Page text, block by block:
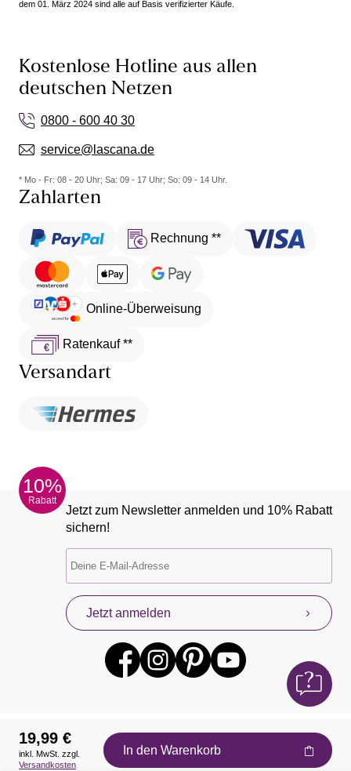
dem 01. März 2024 sind alle auf Basis verifizierter Käufe.
Kostenlose Hotline aus allen
deutschen Netzen
0800 - 600 40 30
service@lascana.de
* Mo - Fr: 08 - 20 Uhr; Sa: 09 - 17 Uhr; So: 09 - 14 Uhr.
Zahlarten
Rechnung **
Online-Überweisung
Ratenkauf **
Versandart
10%
Rabatt
Jetzt zum Newsletter anmelden und 10% Rabatt
sichern!
Jetzt anmelden
Auszeichnungen
19,99 €
inkl. MwSt. zzgl.
Versandkosten
In den Warenkorb